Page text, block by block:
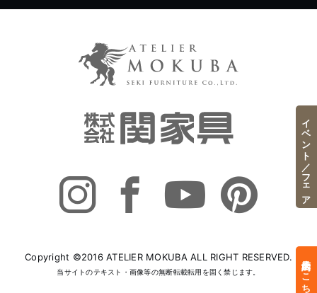
Copyright ©2016 ATELIER MOKUBA ALL RIGHT RESERVED.
当サイトのテキスト・画像等の無断転載転用を固く禁じます。 来店予約はこちら
イベント／フェア